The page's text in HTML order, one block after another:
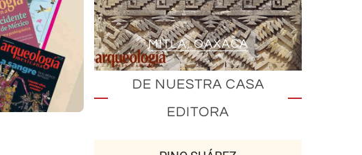
MITLA, OAXACA
DE NUESTRA CASA
EDITORA